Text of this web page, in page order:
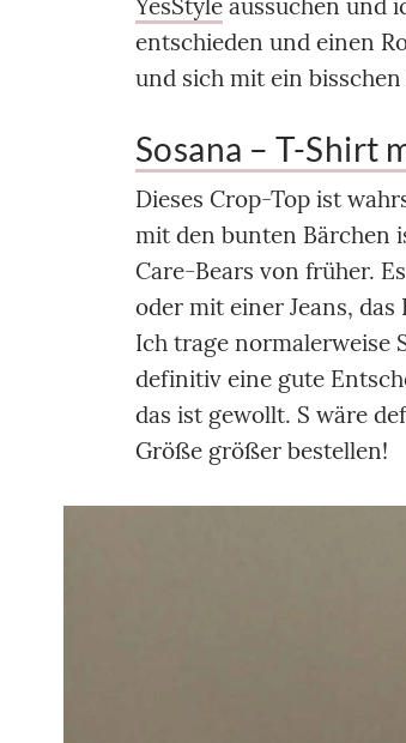
YesStyleaussuchen und
entschieden und einen
und sich mit ein
Sosana – T-Shirt
Dieses Crop-Top ist
mit den bunten Bärchen
Care-Bears von früher.
oder mit einer Jeans,
Ich trage normalerweise
definitiv eine gute
das ist gewollt. S wäre
Größe größer bestellen!